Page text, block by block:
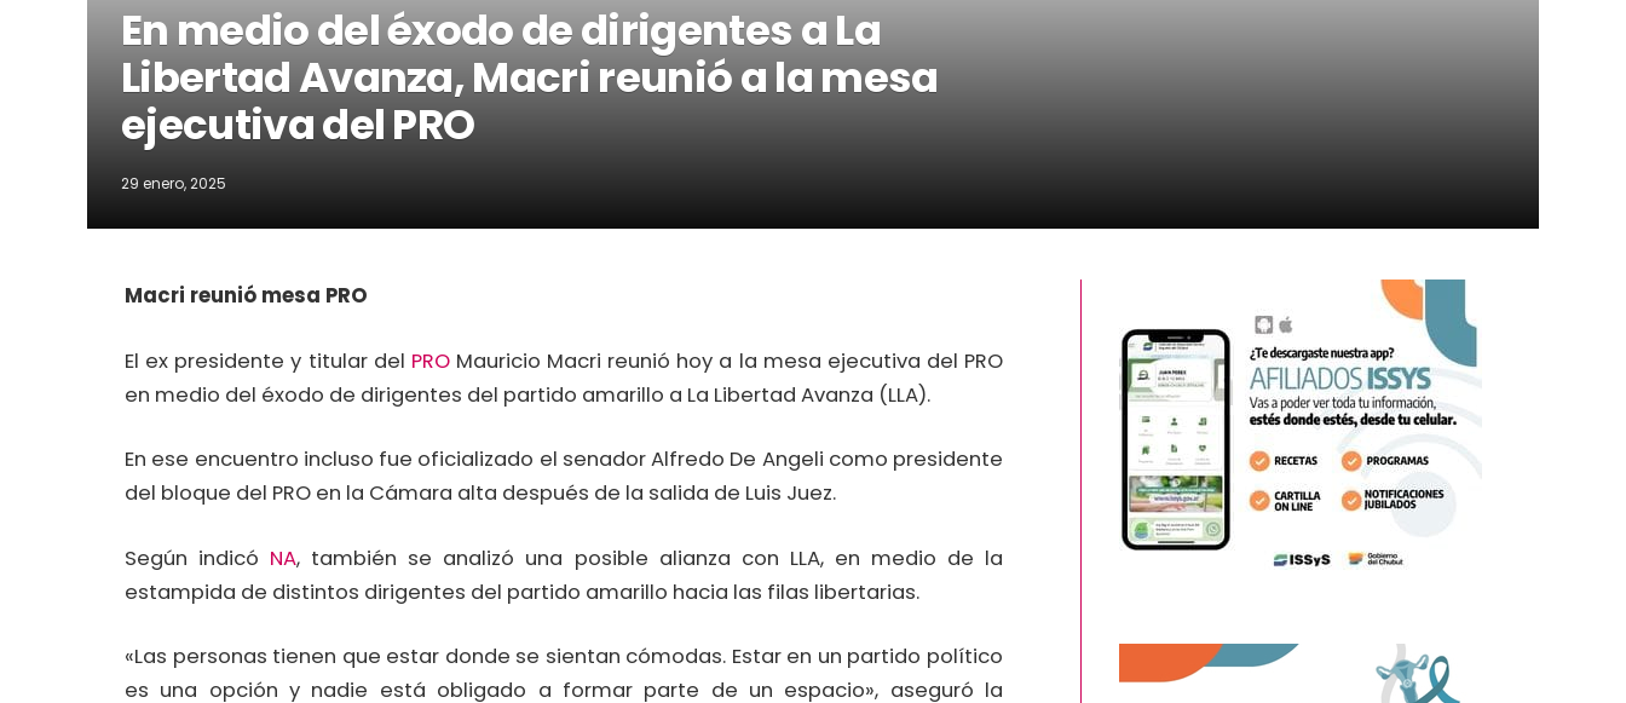
En medio del éxodo de dirigentes a La
Libertad Avanza, Macri reunió a la mesa
ejecutiva del PRO
29 enero, 2025
Macri reunió mesa PRO
El ex presidente y titular del PROMauricio Macri reunió hoy a la mesa ejecutiva del PRO
en medio del éxodo de dirigentes del partido amarillo a La Libertad Avanza (LLA).
En ese encuentro incluso fue oficializado el senador Alfredo De Angeli como presidente
del bloque del PRO en la Cámara alta después de la salida de Luis Juez.
Según indicó NA, también se analizó una posible alianza con LLA, en medio de la
estampida de distintos dirigentes del partido amarillo hacia las filas libertarias.
«Las personas tienen que estar donde se sientan cómodas. Estar en un partido político
es una opción y nadie está obligado a formar parte de un espacio», aseguró la